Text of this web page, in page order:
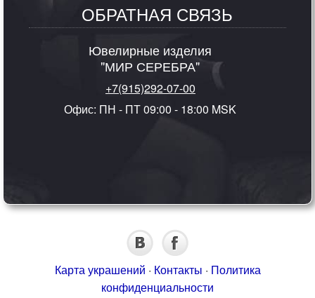
ОБРАТНАЯ СВЯЗЬ
Ювелирные изделия
"МИР СЕРЕБРА"
+7(915)292-07-00
Офис: ПН - ПТ 09:00 - 18:00 MSK
Карта украшений · Контакты · Политика
конфиденциальности